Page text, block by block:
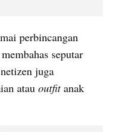
perbincangan
seputar
juga
atau outfit anak